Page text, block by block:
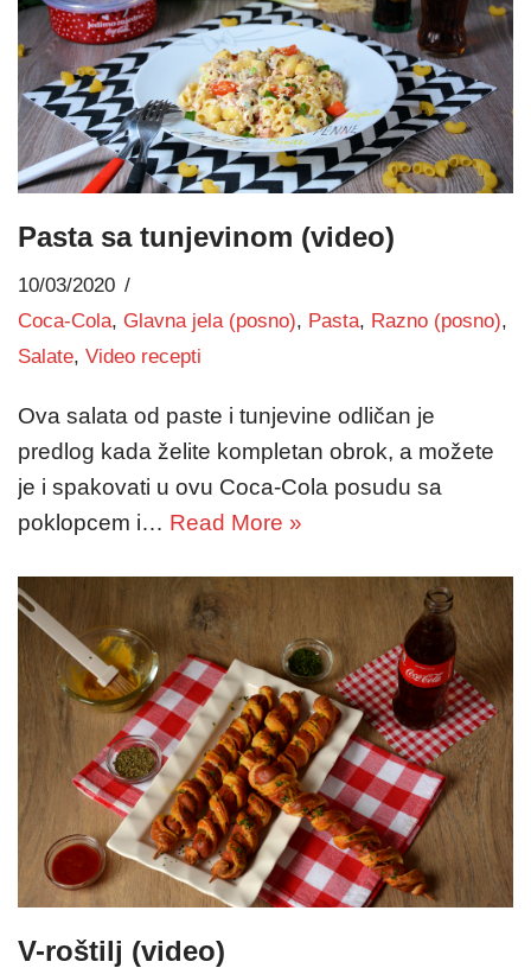
Pasta sa tunjevinom (video)
10/03/2020
Coca-Cola, Glavna jela (posno), Pasta, Razno (posno),
Salate, Video recepti
Ova salata od paste i tunjevine odličan je
predlog kada želite kompletan obrok, a možete
je i spakovati u ovu Coca-Cola posudu sa
poklopcem i… Read More »
V-roštilj (video)